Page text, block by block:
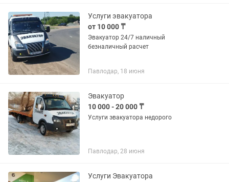
Услуги эвакуатора
от 10 000 ₸
Эвакуатор 24/7 наличный
безналичный расчет
Павлодар, 18 июня
Эвакуатор
10 000 - 20 000 ₸
Услуги эвакуатора недорого
Павлодар, 28 июня
Услуги Эвакуатора